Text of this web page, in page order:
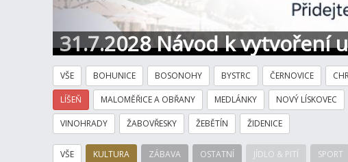
31.7.2028 Návod k vytvoření
VŠE BOHUNICE BOSONOHY BYSTRC ČERNOVICE
LÍŠEŇ MALOMĚŘICE A OBŘANY MEDLÁNKY NOVÝ LÍSKOVEC
VINOHRADY ŽABOVŘESKY ŽEBĚTÍN ŽIDENICE
VŠE KULTURA ZÁBAVA OSTATNÍ JÍDLO & PITÍ SPORT